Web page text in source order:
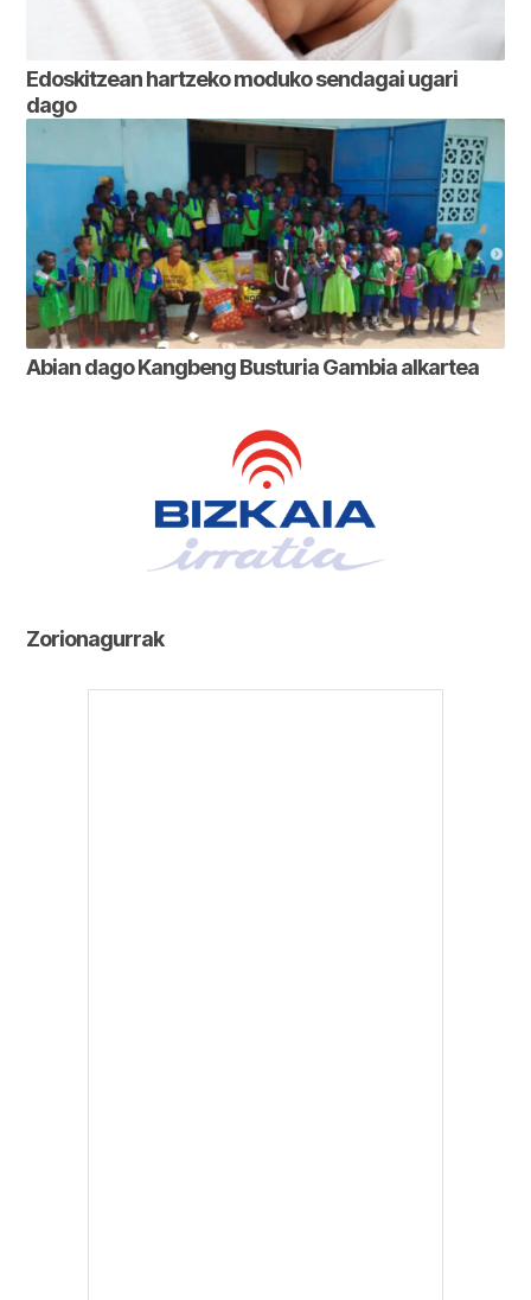
Edoskitzean hartzeko moduko sendagai ugari
dago
Abian dago Kangbeng Busturia Gambia alkartea
Zorionagurrak